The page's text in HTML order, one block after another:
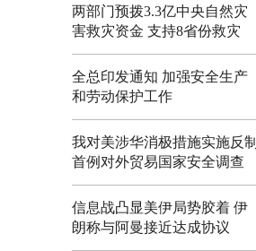
两部门预拨3.3亿中央自然灾
害救灾资金 支持8省份救灾
全总印发通知 加强安全生产
和劳动保护工作
我对美涉华消极措施实施反制
首例对外贸易国家安全调查
信息战凸显美伊局势胶着 伊
朗称与阿曼接近达成协议